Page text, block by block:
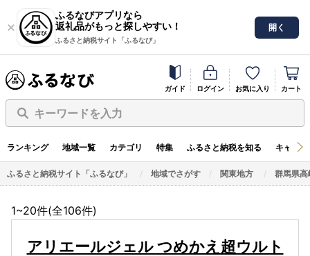
ふるなびアプリなら
返礼品がもっと探しやすい！
ふるさと納税サイト「ふるなび」
開く
ガイド ログイン お気に入り カート
キーワードを入力
ランキング 地域一覧 カテゴリ 特集 ふるさと納税を知る キャン
ふるさと納税サイト「ふるなび」 地域でさがす 関東地方 群馬県高
1~20件(全106件)
アリエールジェル つめかえ超ウルト